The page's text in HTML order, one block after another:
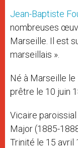
Jean-Baptiste
nombreuses
Marseille. Il est
marseillais ».
Né à Marseille
prêtre le 10 juin
Vicaire
Major (1885-
Trinité le 15 avril